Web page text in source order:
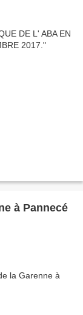
à Pannecé